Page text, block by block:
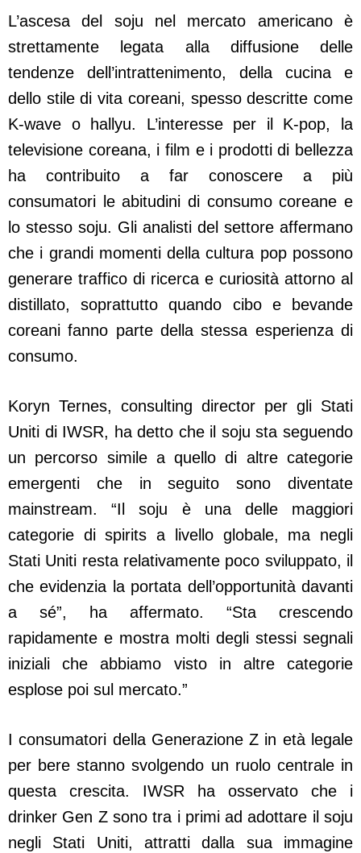
L’ascesa del soju nel mercato americano è
strettamente legata alla diffusione delle
tendenze dell’intrattenimento, della cucina e
dello stile di vita coreani, spesso descritte come
K-wave o hallyu. L’interesse per il K-pop, la
televisione coreana, i film e i prodotti di bellezza
ha contribuito a far conoscere a più
consumatori le abitudini di consumo coreane e
lo stesso soju. Gli analisti del settore affermano
che i grandi momenti della cultura pop possono
generare traffico di ricerca e curiosità attorno al
distillato, soprattutto quando cibo e bevande
coreani fanno parte della stessa esperienza di
consumo.
Koryn Ternes, consulting director per gli Stati
Uniti di IWSR, ha detto che il soju sta seguendo
un percorso simile a quello di altre categorie
emergenti che in seguito sono diventate
mainstream. “Il soju è una delle maggiori
categorie di spirits a livello globale, ma negli
Stati Uniti resta relativamente poco sviluppato, il
che evidenzia la portata dell’opportunità davanti
a sé”, ha affermato. “Sta crescendo
rapidamente e mostra molti degli stessi segnali
iniziali che abbiamo visto in altre categorie
esplose poi sul mercato.”
I consumatori della Generazione Z in età legale
per bere stanno svolgendo un ruolo centrale in
questa crescita. IWSR ha osservato che i
drinker Gen Z sono tra i primi ad adottare il soju
negli Stati Uniti, attratti dalla sua immagine